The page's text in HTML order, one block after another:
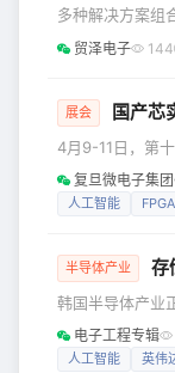
子2025年新增
容持续扩大，为
泽为客户提供各
员轻松获得各项
多种解决方案组
Arm® Cortex®-
在能效、计算
的权衡方案。
MCU）、超低
线
贸泽电子 144
展会 国产芯实力！复
4月9-11日，第
会（CITE2026
田）盛大启幕。
相，全方位展示
子新一代异构融
FMZQ400TAI。
理器+卧龙架构
复旦微电子集团
人工智能 FPGA
半导体产业 存储暴
韩国半导体产业
财富盛宴。 受益
超级周期的持续
电子工程专辑
人工智能 英伟